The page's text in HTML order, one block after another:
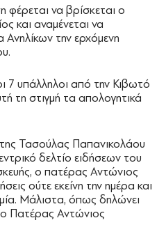
να βρίσκεται ο
και αναμένεται να
Ανηλίκων την ερχόμενη
7 υπάλληλοι από την Κιβωτό
τη στιγμή τα απολογητικά
Τασούλας Παπανικολάου
δελτίο ειδήσεων του
ο πατέρας Αντώνιος
ούτε εκείνη την ημέρα και
Μάλιστα, όπως δηλώνει
Πατέρας Αντώνιος